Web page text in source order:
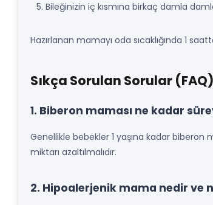
Bileğinizin iç kısmına birkaç damla
Hazırlanan mamayı oda sıcaklığında 1
Sıkça Sorulan Sorular (FAQ)
1. Biberon maması ne kadar
Genellikle bebekler 1 yaşına kadar
miktarı azaltılmalıdır.
2. Hipoalerjenik mama nedir ve